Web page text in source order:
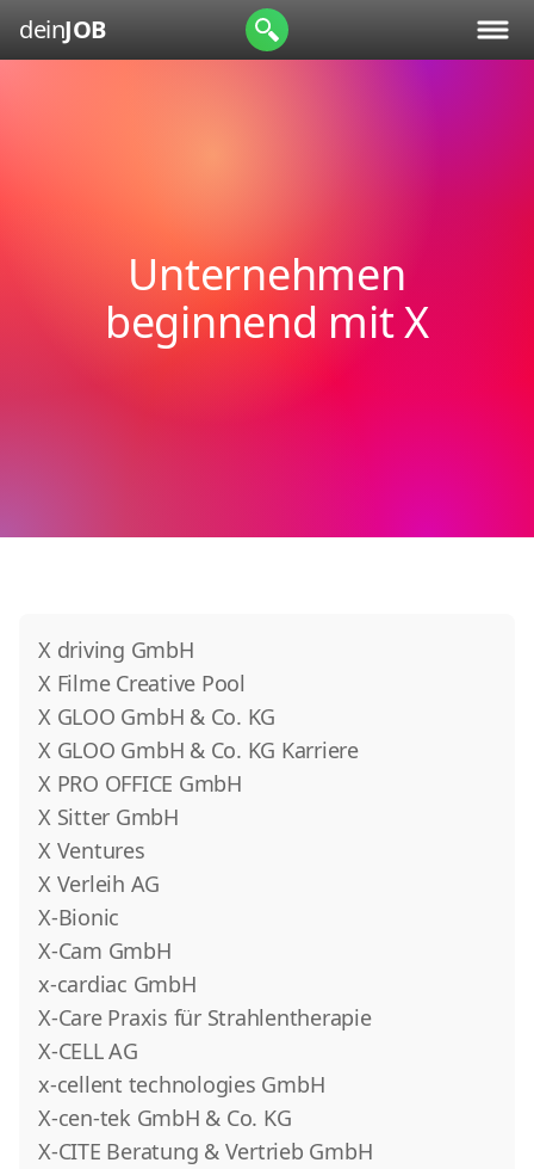
deinJOB
Unternehmen
beginnend mit X
X driving GmbH
X Filme Creative Pool
X GLOO GmbH & Co. KG
X GLOO GmbH & Co. KG Karriere
X PRO OFFICE GmbH
X Sitter GmbH
X Ventures
X Verleih AG
X-Bionic
X-Cam GmbH
x-cardiac GmbH
X-Care Praxis für Strahlentherapie
X-CELL AG
x-cellent technologies GmbH
X-cen-tek GmbH & Co. KG
X-CITE Beratung & Vertrieb GmbH